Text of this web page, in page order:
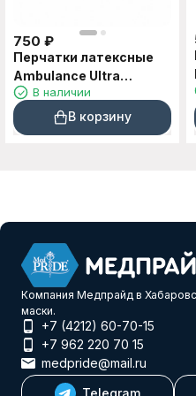
750 ₽
Перчатки латексные
Ambulance Ultra
особопрочные синие 16
гр. 25 пар M, L, XL
В наличии
В корзину
Компания Медпрайд в
маски.
+7 (4212) 60-70-15
+7 962 220 70 15
medpride@mail.ru
Telegram